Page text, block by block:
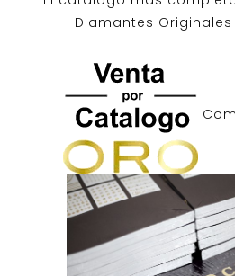
Diamantes Originales